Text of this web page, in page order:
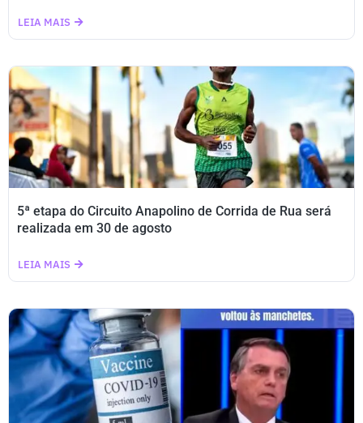
LEIA MAIS
5ª etapa do Circuito Anapolino de Corrida de Rua será
realizada em 30 de agosto
LEIA MAIS